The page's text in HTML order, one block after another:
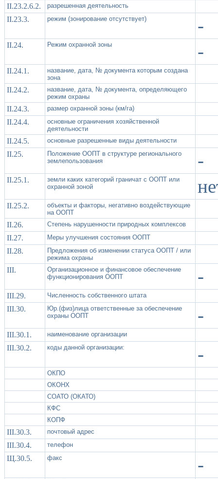
II.23.2.6.2. разрешенная деятельность
II.23.3. режим (зонирование отсутствует) -
II.24. Режим охранной зоны -
II.24.1.
название, дата, № документа которым создана
зона
II.24.2.
название, дата, № документа, определяющего
режим охраны
II.24.3. размер охранной зоны (км/га)
II.24.4.
основные ограничения хозяйственной
деятельности
II.24.5. основные разрешенные виды деятельности
II.25.
Положение ООПТ в структуре регионального
землепользования
-
II.25.1.
земли каких категорий граничат с ООПТ или
охранной зоной
II.25.2.
объекты и факторы, негативно воздействующие
на ООПТ
II.26. Степень нарушенности природных комплексов
II.27. Меры улучшения состояния ООПТ
II.28.
Предложения об изменении статуса ООПТ / или
режима охраны
III.
Организационное и финансовое обеспечение
функционирования ООПТ
-
III.29. Численность собственного штата
III.30.
Юр.(физ)лица ответственные за обеспечение
охраны ООПТ
-
III.30.1. наименование организации
III.30.2. коды данной организации: -
ОКПО
ОКОНХ
СОАТО (ОКАТО)
КФС
КОПФ
III.30.3. почтовый адрес
III.30.4. телефон
Щ.30.5. факс -